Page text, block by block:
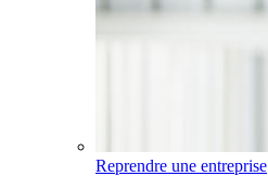
Reprendre une entreprise